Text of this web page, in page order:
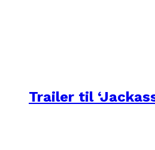
Trailer til